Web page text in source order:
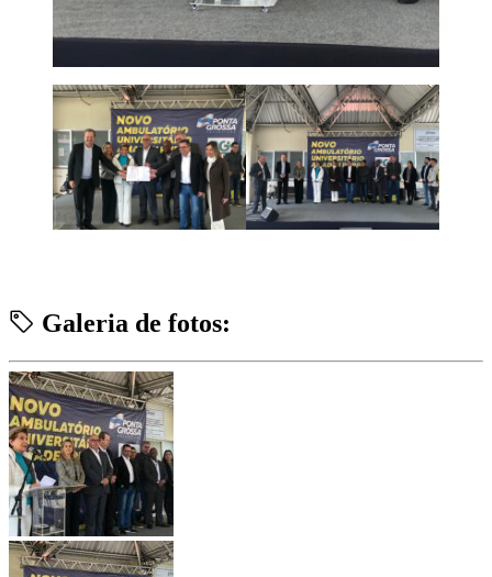
Galeria de fotos: